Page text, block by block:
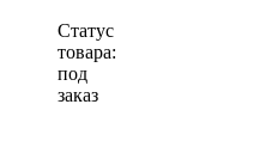
Статус
товара:
под
заказ